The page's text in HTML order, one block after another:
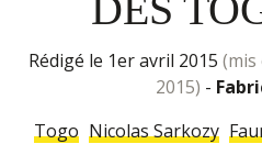
rédigé le 1er avril 2015 (mis
2015) -
Togo Nicolas Sarkozy